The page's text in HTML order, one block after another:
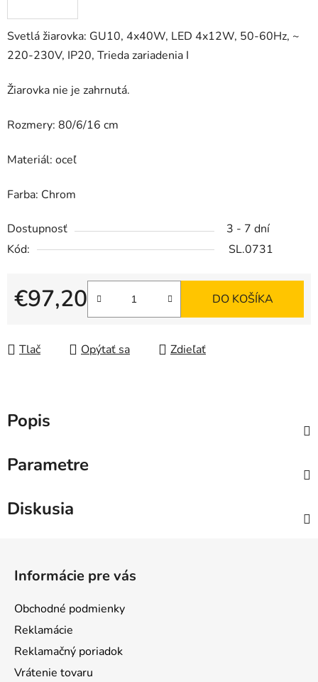
Svetlá žiarovka: GU10, 4x40W, LED 4x12W, 50-60Hz, ~
220-230V, IP20, Trieda zariadenia I
Žiarovka nie je zahrnutá.
Rozmery: 80/6/16 cm
Materiál: oceľ
Farba: Chrom
Dostupnosť
3 - 7 dní
Kód:
SL.0731
€97,20
Jednotková cena:
DO KOŠÍKA
Tlač Opýtať sa Zdieľať
Popis
Parametre
Diskusia
Informácie pre vás
Obchodné podmienky
Reklamácie
Reklamačný poriadok
Vrátenie tovaru